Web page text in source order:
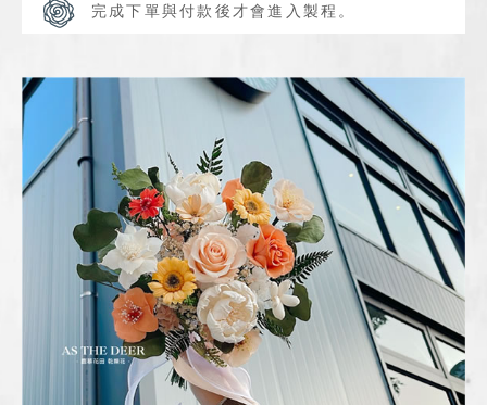
完成下單與付款後才會進入製程。